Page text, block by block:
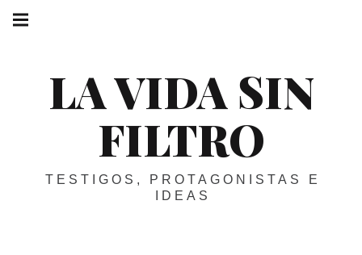
Skip
LA VIDA SIN
FILTRO
TESTIGOS, PROTAGONISTAS E
IDEAS
navigation